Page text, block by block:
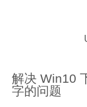
解决 Win10
字的问题